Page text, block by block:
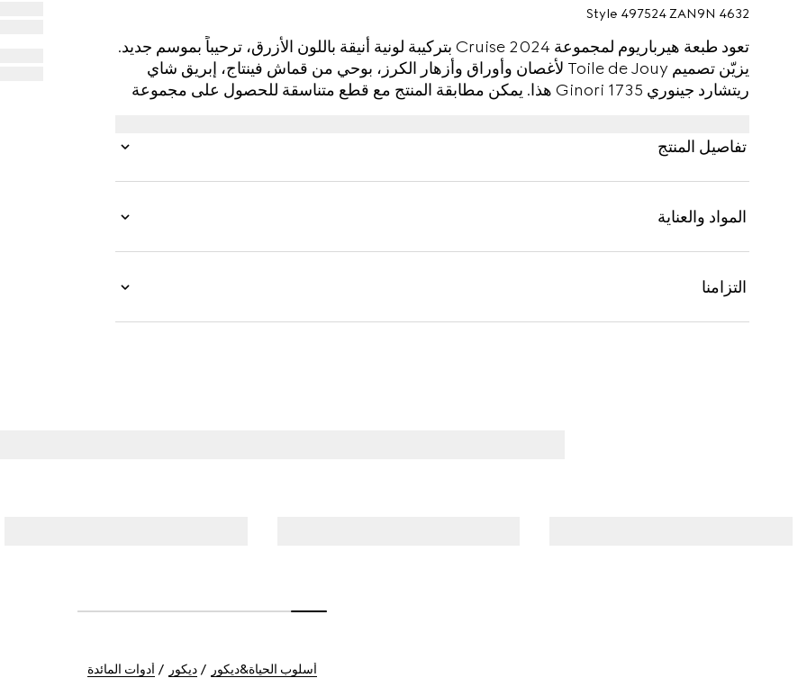
Style ‎497524 ZAN9N 4632
تعود طبعة هيرباريوم لمجموعة Cruise 2024 بتركيبة لونية أنيقة باللون الأزرق، ترحيباً بموسم جديد.
يزيّن تصميم Toile de Jouy لأغصان وأوراق وأزهار الكرز، بوحي من قماش فينتاج، إبريق شاي
ريتشارد جينوري Ginori 1735 هذا. يمكن مطابقة المنتج مع قطع متناسقة للحصول على مجموعة
تفاصيل المنتج
المواد والعناية
التزامنا
أسلوب الحياة&ديكور ديكور أدوات المائدة